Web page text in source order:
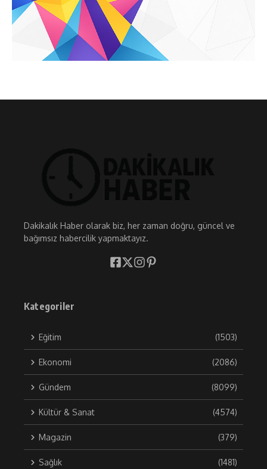
Dakikalık Haber olarak biz, her zaman doğru, güncel ve
bağımsız habercilik yapmaktayız.
Kategoriler
Eğitim (1503)
Ekonomi (2086)
Gündem (8099)
Kültür & Sanat (4574)
Magazin (379)
Sağlık (1481)